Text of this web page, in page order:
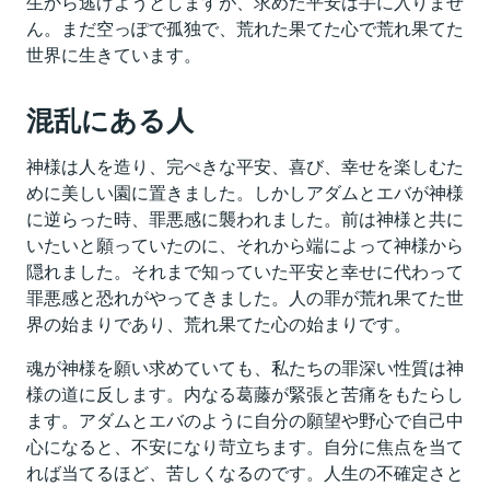
ん。まだ空っぽで孤独で、荒れた果てた心で荒れ果てた
世界に生きています。
混乱にある人
神様は人を造り、完ぺきな平安、喜び、幸せを楽しむた
めに美しい園に置きました。しかしアダムとエバが神様
に逆らった時、罪悪感に襲われました。前は神様と共に
いたいと願っていたのに、それから端によって神様から
隠れました。それまで知っていた平安と幸せに代わって
罪悪感と恐れがやってきました。人の罪が荒れ果てた世
界の始まりであり、荒れ果てた心の始まりです。
魂が神様を願い求めていても、私たちの罪深い性質は神
様の道に反します。内なる葛藤が緊張と苦痛をもたらし
ます。アダムとエバのように自分の願望や野心で自己中
心になると、不安になり苛立ちます。自分に焦点を当て
れば当てるほど、苦しくなるのです。人生の不確定さと